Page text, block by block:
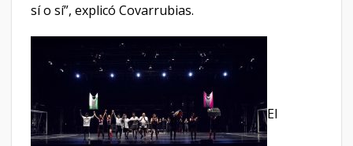
sí o sí”, explicó Covarrubias.
El